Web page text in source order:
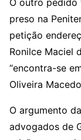
O outro
preso na
petição
Ronilce Maciel
“encontra-se
Oliveira
O argumento
advogados de